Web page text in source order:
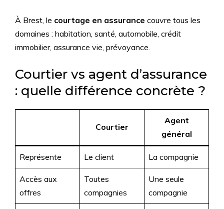
À Brest, le courtage en assurance couvre tous les
domaines : habitation, santé, automobile, crédit
immobilier, assurance vie, prévoyance.
Courtier vs agent d’assurance
: quelle différence concrète ?
Courtier
Agent
général
Représente Le client La compagnie
Accès aux
offres
Toutes
compagnies
Une seule
compagnie